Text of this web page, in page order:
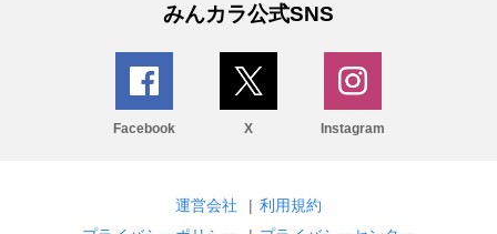
みんカラ公式SNS
Facebook X Instagram
運営会社 | 利用規約